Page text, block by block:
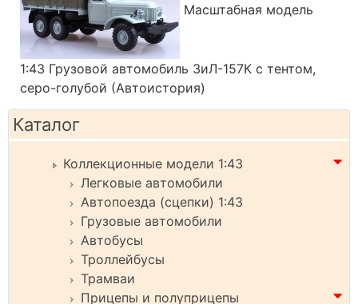
Масштабная модель
1:43 Грузовой автомобиль ЗиЛ-157К с тентом,
серо-голубой (Автоистория)
Каталог
Коллекционные модели 1:43
Легковые автомобили
Автопоезда (сцепки) 1:43
Грузовые автомобили
Автобусы
Троллейбусы
Трамваи
Прицепы и полуприцепы